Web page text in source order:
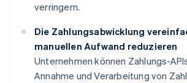
verringern.
Die Zahlungsabwicklung
manuellen Aufwand reduzieren
Unternehmen können Zahlungs-
Annahme und Verarbeitung von